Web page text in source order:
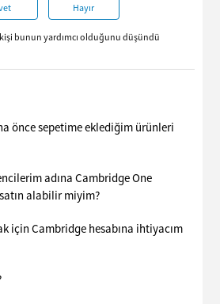
Hayır
bunun yardımcı olduğunu düşündü
önce sepetime eklediğim ürünleri
adına Cambridge One
alabilir miyim?
için Cambridge hesabına ihtiyacım